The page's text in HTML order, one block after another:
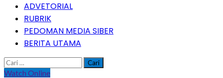
ADVETORIAL
RUBRIK
PEDOMAN MEDIA SIBER
BERITA UTAMA
Cari
untuk:
Watch Online